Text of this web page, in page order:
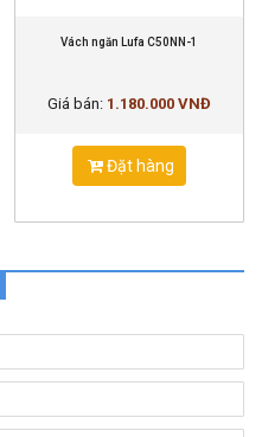
Vách ngăn Lufa C50NN-1
Giá bán: 1.180.000 VNĐ
Đặt hàng